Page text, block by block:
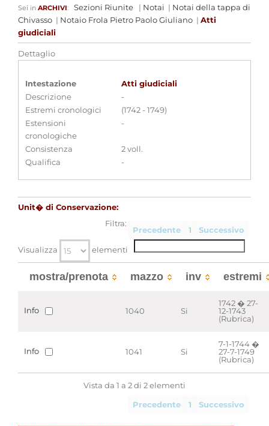
Sei in ARCHIVI: Sezioni Riunite | Notai | Notai della tappa di
Chivasso | Notaio Frola Pietro Paolo Giuliano | Atti
giudiciali
Dettaglio
Intestazione
Atti giudiciali
Descrizione
-
Estremi cronologici
(1742 - 1749)
Estensioni
cronologiche
-
Consistenza
2 voll.
Qualifica
-
Unit� di Conservazione:
Precedente 1 Successivo
Visualizza elementi
Filtra:
mostra/prenota mazzo inv estremi
Info 1040 Si
1742 � 27-
12-1743
(Rubrica)
Info 1041 Si
7-1-1744 �
27-7-1749
(Rubrica)
Vista da 1 a 2 di 2 elementi
Precedente 1 Successivo